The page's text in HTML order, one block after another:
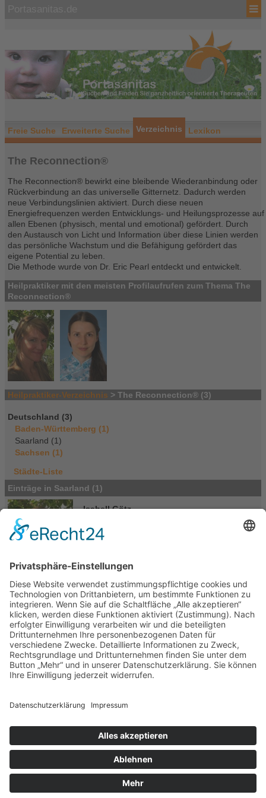
Freie Suche Erweiterte Suche Verzeichnis Lexikon
The Reconnection®
The Reconnection® bewirkt eine bleibende Wiederanbindung oder
Rückverbindung an das universelle Gitternetz. Dadurch werden
neue Verbindungslinien aktiviert. Durch diese neuen
Energiefrequenzen werden Entwicklungs- und Heilungsprozesse auf
allen Ebenen (physisch, mental und emotional) gefördert. Durch
den Austausch von Licht und Information über diese Linien werden
das persönliche Wachstum und die Befähigung gefördert das
eigene Potential zu leben.
Die Methode wurde von Dr. Eric Pearl entdeckt und entwickelt.
Heilpraktiker mit den meisten Profilaufrufen zum Thema The
Reconnection®
Heilpraktiker-Verzeichnis > The Reconnection® (3)
Deutschland (3)
Baden-Württemberg (1)
Saarland (1)
Sachsen (1)
Städte-Liste
Einträge in Saarland (1)
Isabell Götz
66121 Saarbrücken
Deutschland
oder 0157-84612747
E-Mail
Homepage
Portasanitas-Profil
Mitgliedschaften
Mitglied im europäischen Reconnection
Verband
Qualifikationen
Atemtherapeutin
Heilpraktikerin
Atemtherapie
Geistige Heilweisen
Reconnective Healing®
The Reconnection®
alle anzeigen >>
Heilpraktiker Verzeichnis Übersicht